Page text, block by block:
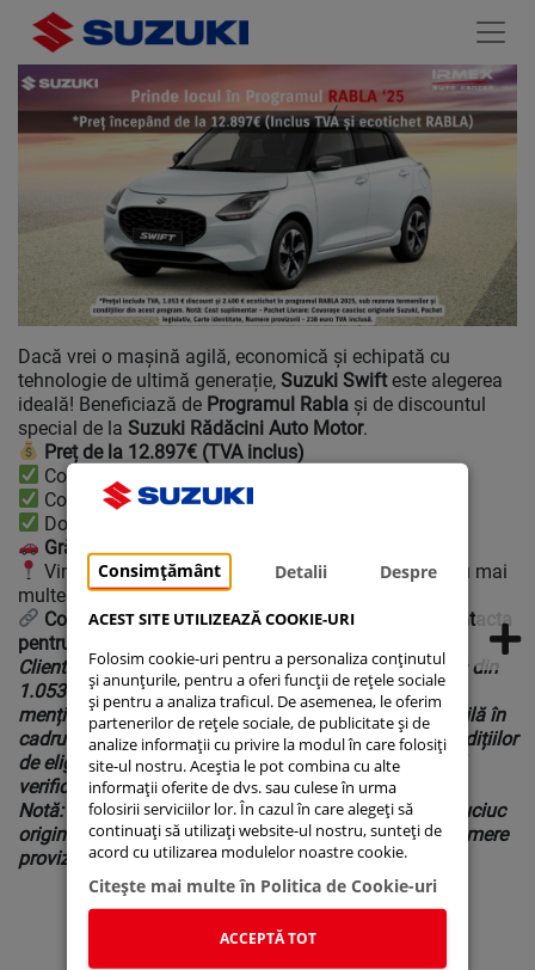
Consimțământ Detalii Despre
ACEST SITE UTILIZEAZĂ COOKIE-URI
Folosim cookie-uri pentru a personaliza conținutul
și anunțurile, pentru a oferi funcții de rețele sociale
și pentru a analiza traficul. De asemenea, le oferim
partenerilor de rețele sociale, de publicitate și de
analize informații cu privire la modul în care folosiți
site-ul nostru. Aceștia le pot combina cu alte
informații oferite de dvs. sau culese în urma
folosirii serviciilor lor. În cazul în care alegeți să
continuați să utilizați website-ul nostru, sunteți de
acord cu utilizarea modulelor noastre cookie.
Citeşte mai multe în Politica de Cookie-uri
ACCEPTĂ TOT
Dacă vrei o mașină agilă, economică și echipată cu
tehnologie de ultimă generație, Suzuki Swifteste alegerea
ideală! Beneficiază de Programul Rabla și de discountul
special de la Suzuki Rădăcini Auto Motor.
Preț de la 12.897€ (TVA inclus)
Compact și ideal pentru oraș
Consumul redus îți optimizează bugetul
Dotări moderne și confort maxim
Grăbește-te! Stoc limitat!
Vino la showroom sau sună la0737600600pentru mai
multe detalii!
Completează formularul și un consultant te va contacta
pentru o ofertă personalizată!
Clientul beneficiază de un avantaj de 3.453€, compus din
1.053 € discount și 2.400 € prima de casare. Prețurile
menționate sunt cu TVA inclusă. Oferta este disponibilă în
cadrul programului Rabla, sub rezerva îndeplinirii condițiilor
de eligibilitate și a începerii programului. Te rugăm să
verifici dacă te încadrezi și să te înscrii din timp!
Notă: Cost suplimentar - Pachet Livrare: Covorașe cauciuc
originale Suzuki, Pachet legislativ, Carte identitate, Numere
provizorii - 238 euro TVA inclusă.